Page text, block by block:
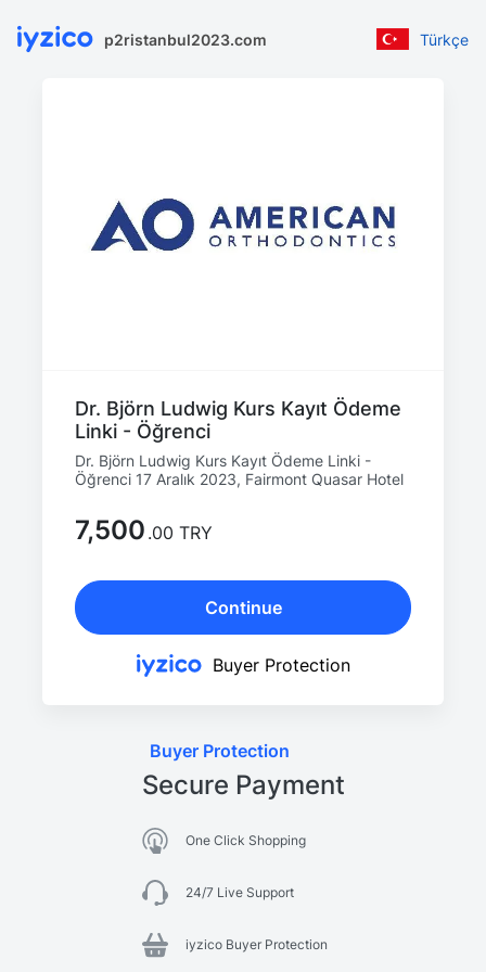
p2ristanbul2023.com Türkçe
Dr. Björn Ludwig Kurs Kayıt Ödeme
Linki - Öğrenci
Dr. Björn Ludwig Kurs Kayıt Ödeme Linki -
Öğrenci 17 Aralık 2023, Fairmont Quasar Hotel
7,500 .00 TRY
Continue
Buyer Protection
Buyer Protection
Secure Payment
One Click Shopping
24/7 Live Support
iyzico Buyer Protection